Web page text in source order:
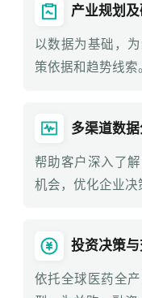
产业规划
以数据为基础，
策依据和趋势线索
多渠道数
帮助客户深入了
机会，优化企业决
投资决策
依托全球医药全